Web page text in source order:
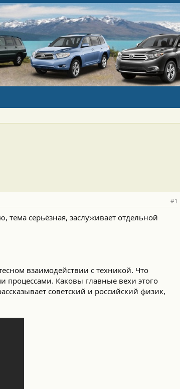
#1
тема серьёзная, заслуживает отдельной
взаимодействии с техникой. Что
Каковы главные вехи этого
советский и российский физик,